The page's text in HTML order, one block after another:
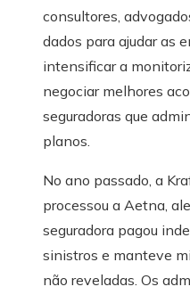
consultores,
dados para ajudar as
intensificar a
negociar melhores
seguradoras que
planos.
No ano passado, a
processou a Aetna,
seguradora pagou
sinistros e manteve
não reveladas. Os